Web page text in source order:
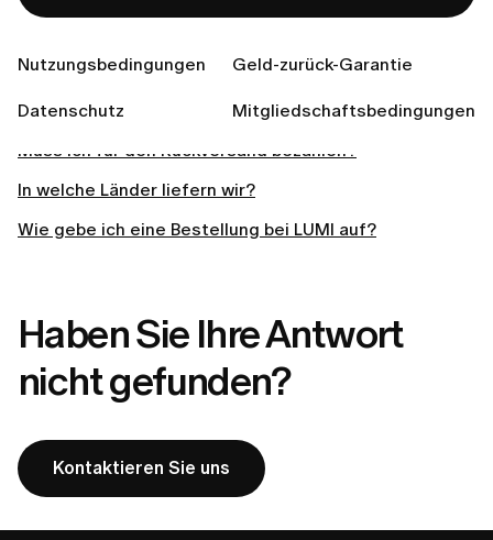
Nutzungsbedingungen Geld-zurück-Garantie
Datenschutz Mitgliedschaftsbedingungen
Wie kann ich meine Bestellung verfolgen?
passt?
Wie erhalte ich die Anleitung für meine Rücksendung?
Muss ich für den Rückversand bezahlen?
In welche Länder liefern wir?
Wie gebe ich eine Bestellung bei LUMI auf?
Haben Sie Ihre Antwort
nicht gefunden?
Kontaktieren Sie uns